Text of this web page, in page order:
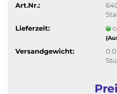
Art.Nr.:
Lieferzeit:
Versandgewicht: